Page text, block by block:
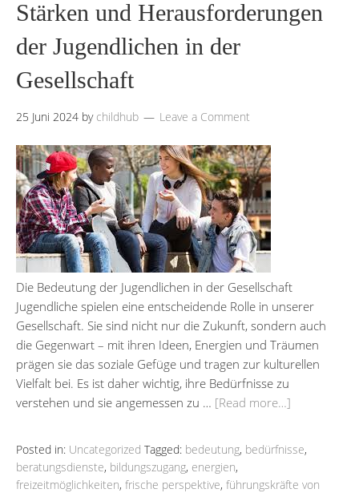
Stärken und Herausforderungen
der Jugendlichen in der
Gesellschaft
25 Juni 2024 by childhub Leave a Comment
Die Bedeutung der Jugendlichen in der Gesellschaft
Jugendliche spielen eine entscheidende Rolle in unserer
Gesellschaft. Sie sind nicht nur die Zukunft, sondern auch
die Gegenwart – mit ihren Ideen, Energien und Träumen
prägen sie das soziale Gefüge und tragen zur kulturellen
Vielfalt bei. Es ist daher wichtig, ihre Bedürfnisse zu
verstehen und sie angemessen zu … [Read more…]
Posted in: Uncategorized Tagged: bedeutung, bedürfnisse,
beratungsdienste, bildungszugang, energien,
freizeitmöglichkeiten, frische perspektive, führungskräfte von